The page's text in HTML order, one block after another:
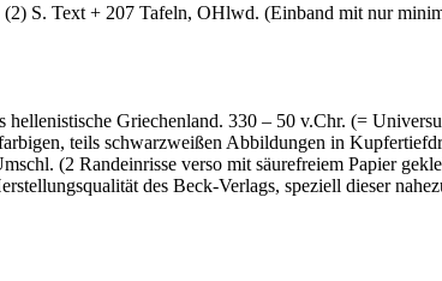
S. Text + 207 Tafeln, OHlwd. (Einband mit nur
hellenistische Griechenland. 330 – 50 v.Chr. (=
teils schwarzweißen Abbildungen in
(2 Randeinrisse verso mit säurefreiem Papier
des Beck-Verlags, speziell dieser